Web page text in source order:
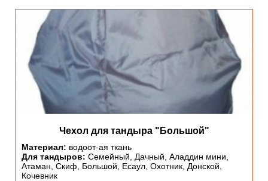
Чехол для тандыра "Большой"
Материал: водоот-ая ткань
Для тандыров: Семейный, Дачный, Аладдин мини,
Атаман, Скиф, Большой, Есаул, Охотник, Донской,
Кочевник